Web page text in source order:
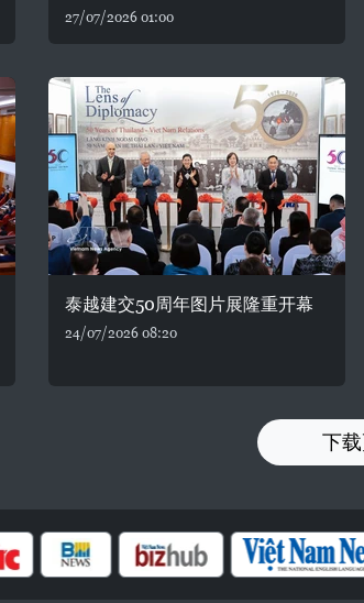
27/07/2026 01:00
泰越建交50周年图片展隆重开幕
24/07/2026 08:20
下